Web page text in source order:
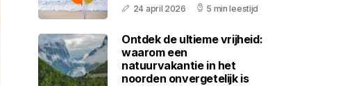
24 april 2026 5 min leestijd
Ontdek de ultieme vrijheid:
waarom een
natuurvakantie in het
noorden onvergetelijk is